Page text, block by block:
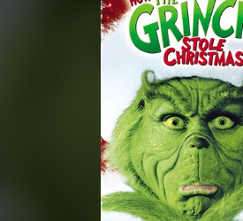
Мероприятия
Новости